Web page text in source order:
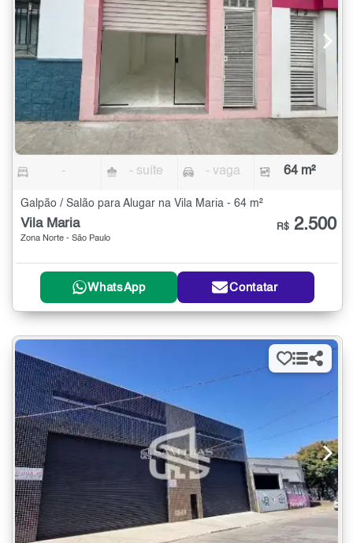
- - suíte - vaga 64 m²
Galpão / Salão para Alugar na Vila Maria - 64 m²
Vila Maria
Zona Norte - São Paulo
R$ 2.500
WhatsApp Contatar